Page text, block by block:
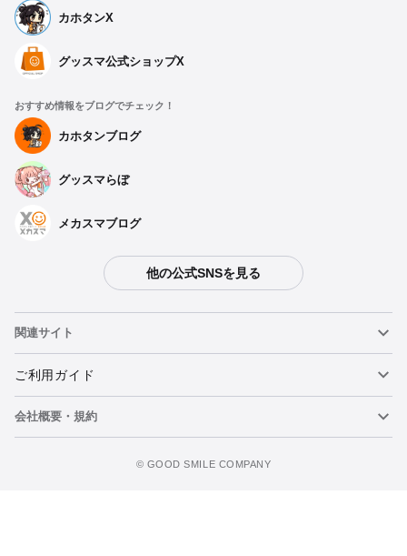
カホタンX
グッスマ公式ショップX
おすすめ情報をブログでチェック！
カホタンブログ
グッスマらぼ
メカスマブログ
他の公式SNSを見る
関連サイト
ねんどろいど
ねんどろいどフェイスメーカー
ご利用ガイド
重要なお知らせ
会社概要・規約
©️ GOOD SMILE COMPANY